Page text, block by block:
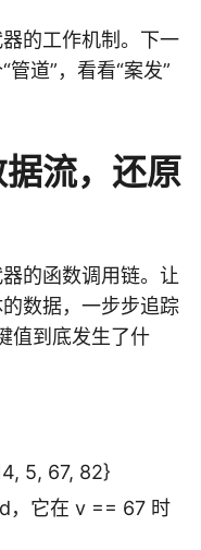
的工作机制。下一
道”，看看“案发”
流，还原
的函数调用链。让
数据，一步步追踪
值到底发生了什
5, 67, 82}
，它在 v == 67 时